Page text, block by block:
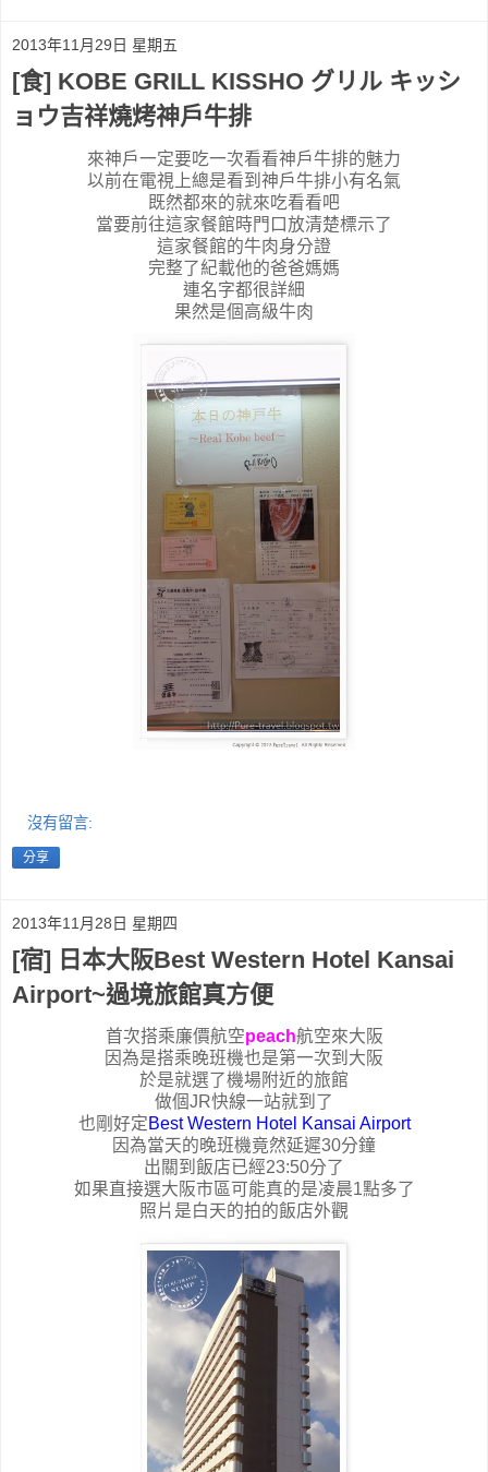
2013年11月29日 星期五
[食] KOBE GRILL KISSHO グリル キッシ
ョウ吉祥燒烤神戶牛排
來神戶一定要吃一次看看神戶牛排的魅力
以前在電視上總是看到神戶牛排小有名氣
既然都來的就來吃看看吧
當要前往這家餐館時門口放清楚標示了
這家餐館的牛肉身分證
完整了紀載他的爸爸媽媽
連名字都很詳細
果然是個高級牛肉
沒有留言:
分享
2013年11月28日 星期四
[宿] 日本大阪Best Western Hotel Kansai
Airport~過境旅館真方便
首次搭乘廉價航空peach航空來大阪
因為是搭乘晚班機也是第一次到大阪
於是就選了機場附近的旅館
做個JR快線一站就到了
也剛好定Best Western Hotel Kansai Airport
因為當天的晚班機竟然延遲30分鐘
出關到飯店已經23:50分了
如果直接選大阪市區可能真的是凌晨1點多了
照片是白天的拍的飯店外觀